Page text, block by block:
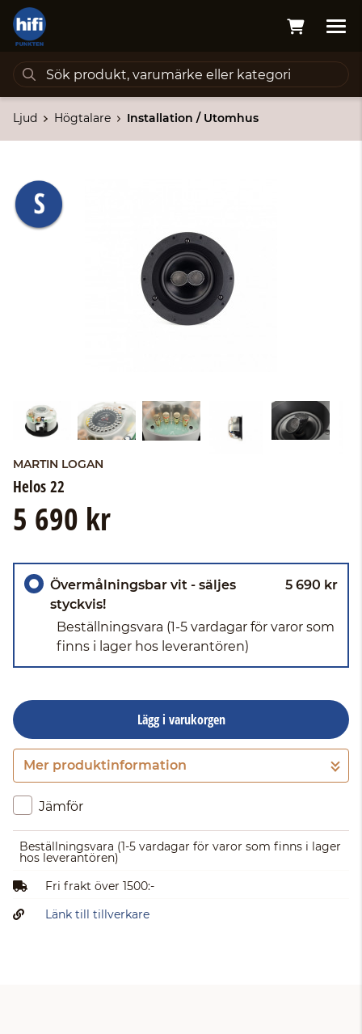
Ljud Högtalare Installation / Utomhus
MARTIN LOGAN
Helos 22
5 690 kr
Övermålningsbar vit - säljes
styckvis!
5 690 kr
Beställningsvara (1-5 vardagar för varor som
finns i lager hos leverantören)
Lägg i varukorgen
Gå till kassan
Mer produktinformation
Jämför
Beställningsvara (1-5 vardagar för varor som finns i lager
hos leverantören)
Fri frakt över 1500:-
Länk till tillverkare